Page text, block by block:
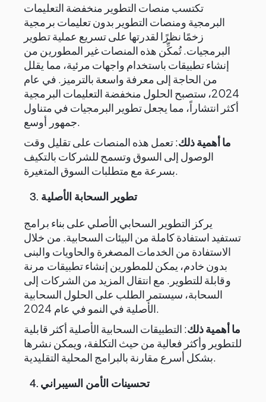
تكتسب منصات التطوير منخفضة التعليمات
البرمجية ومنصات التطوير بدون تعليمات برمجية
زخمًا نظرًا لقدرتها على تسريع عملية تطوير
البرمجيات. تُمكِّن هذه المنصات غير المطورين من
إنشاء تطبيقات باستخدام واجهات مرئية، مما يقلل
من الحاجة إلى معرفة واسعة بالترميز. في عام
2024، ستصبح الحلول منخفضة التعليمات البرمجية
أكثر انتشاراً، مما يجعل تطوير البرمجيات في متناول
جمهور أوسع.
ما أهمية ذلك: تعمل هذه المنصات على تقليل وقت
الوصول إلى السوق وتسمح للشركات بالتكيف
بسرعة مع متطلبات السوق المتغيرة.
3. تطوير السحابة الأصلية
يركز التطوير السحابي الأصلي على بناء برامج
تستفيد استفادة كاملة من البيئات السحابية. من خلال
الاستفادة من الخدمات المصغرة والحاويات والبنى
بدون خادم، يمكن للمطورين إنشاء تطبيقات مرنة
وقابلة للتطوير. مع انتقال المزيد من الشركات إلى
السحابة، سيستمر الطلب على الحلول السحابية
الأصلية في النمو في عام 2024.
ما أهمية ذلك: التطبيقات السحابية الأصلية أكثر قابلية
للتطوير وأكثر فعالية من حيث التكلفة، ويمكن نشرها
بشكل أسرع مقارنة بالبرامج المحلية التقليدية.
4. تحسينات الأمن السيبراني